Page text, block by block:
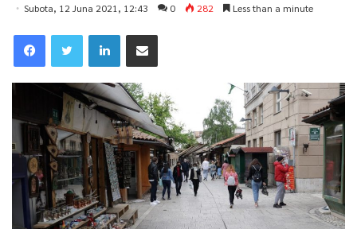
Subota, 12 Juna 2021, 12:43 0 282 Less than a minute